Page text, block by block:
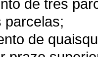
de três
parcelas;
de